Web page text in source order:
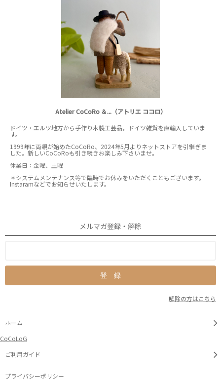
Atelier CoCoRo ＆...（アトリエ ココロ）
ドイツ・エルツ地方から手作り木製工芸品，ドイツ雑貨を直輸入していま
す。
1999年に両親が始めたCoCoRo、2024年5月よりネットストアを引継ぎま
した。新しいCoCoRoも引き続きお楽しみ下さいませ。
休業日：金曜、土曜
＊システムメンテナンス等で臨時でお休みをいただくこともございます。
Instaramなどでお知らせいたします。
メルマガ登録・解除
解除の方はこちら
ホーム
CoCoLoG
ご利用ガイド
プライバシーポリシー